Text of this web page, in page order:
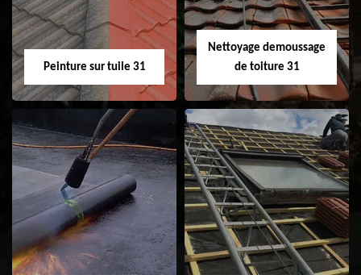
façade 31
Peinture sur tuile 31
Peinture sur tuile
31
Nettoyage demoussage
de toiture 31
Nettoyage
demoussage de
toiture 31